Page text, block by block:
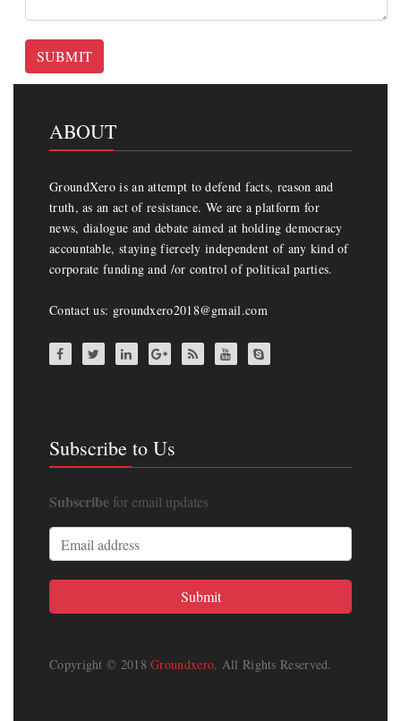
SUBMIT
ABOUT
GroundXero is an attempt to defend facts, reason and
truth, as an act of resistance. We are a platform for
news, dialogue and debate aimed at holding democracy
accountable, staying fiercely independent of any kind of
corporate funding and /or control of political parties.
Contact us: groundxero2018@gmail.com
Subscribe to Us
Subscribe for email updates
Copyright © 2018Groundxero. All Rights Reserved.